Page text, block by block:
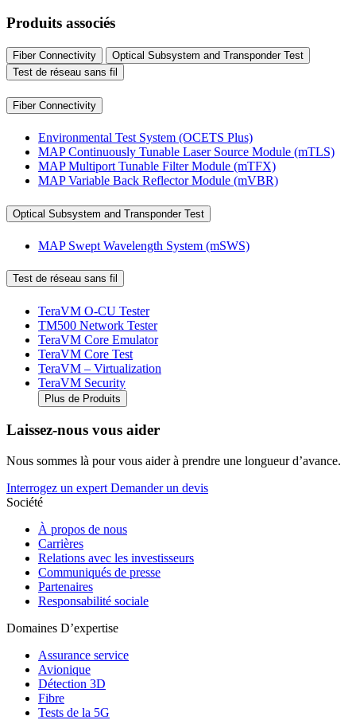
Produits associés
Fiber Connectivity
Optical Subsystem and Transponder Test
Test de réseau sans fil
Fiber Connectivity
Environmental Test System (OCETS Plus)
MAP Continuously Tunable Laser Source Module (mTLS)
MAP Multiport Tunable Filter Module (mTFX)
MAP Variable Back Reflector Module (mVBR)
Optical Subsystem and Transponder Test
MAP Swept Wavelength System (mSWS)
Test de réseau sans fil
TeraVM O-CU Tester
TM500 Network Tester
TeraVM Core Emulator
TeraVM Core Test
TeraVM – Virtualization
TeraVM Security
Plus de Produits
Laissez-nous vous aider
Nous sommes là pour vous aider à prendre une longueur d’avance.
Interrogez un expert Demander un devis
Société
À propos de nous
Carrières
Relations avec les investisseurs
Communiqués de presse
Partenaires
Responsabilité sociale
Domaines D’expertise
Assurance service
Avionique
Détection 3D
Fibre
Tests de la 5G